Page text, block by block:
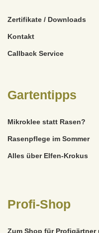
Zertifikate / Downloads
Kontakt
Callback Service
Gartentipps
Mikroklee statt Rasen?
Rasenpflege im Sommer
Alles über Elfen-Krokus
Profi-Shop
Zum Shop für Profigärtner